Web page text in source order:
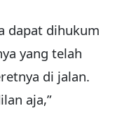
dapat dihukum
yang telah
di jalan.
aja,”